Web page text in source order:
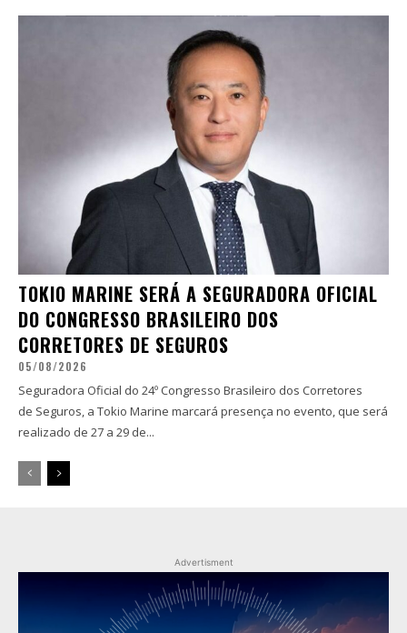
TOKIO MARINE SERÁ A SEGURADORA OFICIAL
DO CONGRESSO BRASILEIRO DOS
CORRETORES DE SEGUROS
05/08/2026
Seguradora Oficial do 24º Congresso Brasileiro dos Corretores
de Seguros, a Tokio Marine marcará presença no evento, que será
realizado de 27 a 29 de...
Advertisment